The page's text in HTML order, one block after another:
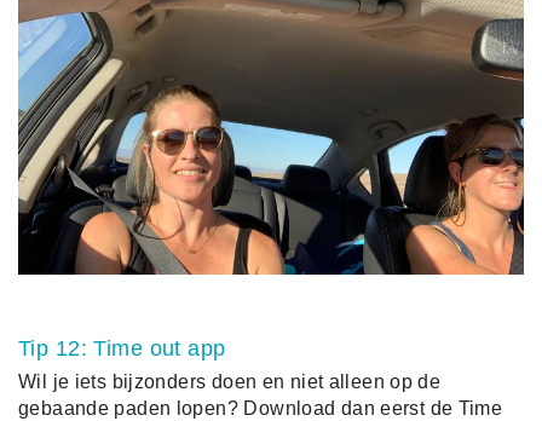
Tip 12: Time out app
Wil je iets bijzonders doen en niet alleen op de
gebaande paden lopen? Download dan eerst de Time